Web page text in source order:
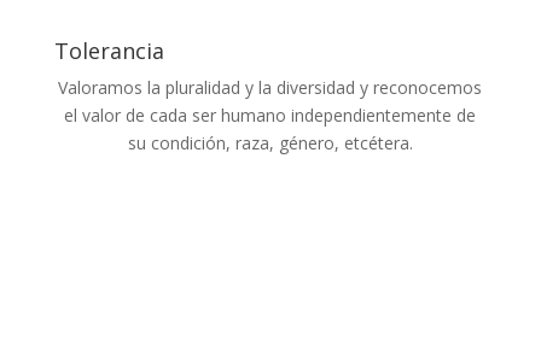
Tolerancia
Valoramos la pluralidad y la diversidad y reconocemos
el valor de cada ser humano independientemente de
su condición, raza, género, etcétera.